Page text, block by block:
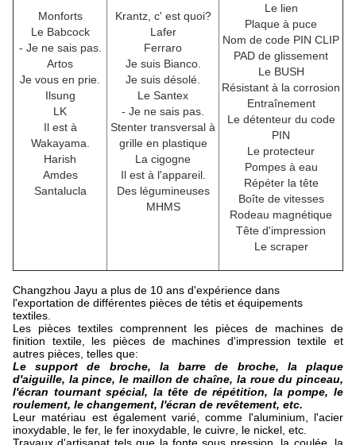
Monforts
Le Babcock
- Je ne sais pas.
Artos
Je vous en prie.
Ilsung
LK
Il est à
Wakayama.
Harish
Amdes
Santalucla
Krantz, c' est quoi?
Lafer
Ferraro
Je suis Bianco.
Je suis désolé.
Le Santex
- Je ne sais pas.
Stenter transversal à
grille en plastique
La cigogne
Il est à l'appareil.
Des légumineuses
MHMS
Le lien
Plaque à puce
Nom de code PIN CLIP
PAD de glissement
Le BUSH
Résistant à la corrosion
Entraînement
Le détenteur du code
PIN
Le protecteur
Pompes à eau
Répéter la tête
Boîte de vitesses
Rodeau magnétique
Tête d'impression
Le scraper
Changzhou Jayu a plus de 10 ans d'expérience dans
l'exportation de différentes pièces de tétis et équipements
textiles.
Les pièces textiles comprennent les pièces de machines de
finition textile, les pièces de machines d'impression textile et
autres pièces, telles que:
Le support de broche, la barre de broche, la plaque
d'aiguille, la pince, le maillon de chaîne, la roue du pinceau,
l'écran tournant spécial, la tête de répétition, la pompe, le
roulement, le changement, l'écran de revêtement, etc.
Leur matériau est également varié, comme l'aluminium, l'acier
inoxydable, le fer, le fer inoxydable, le cuivre, le nickel, etc.
Travaux d'artisanat tels que la fonte sous pression, la coulée, la